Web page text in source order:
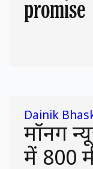
promise
Dainik
मॉर्निंग
में 800